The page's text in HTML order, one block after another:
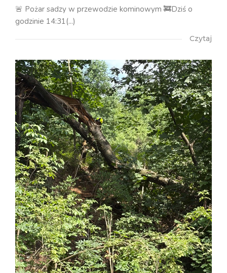
🚨 Pożar sadzy w przewodzie kominowym 🚒Dziś o
godzinie 14:31(...)
Czytaj